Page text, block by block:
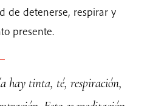
de detenerse, respirar y
presente.
hay tinta, té, respiración,